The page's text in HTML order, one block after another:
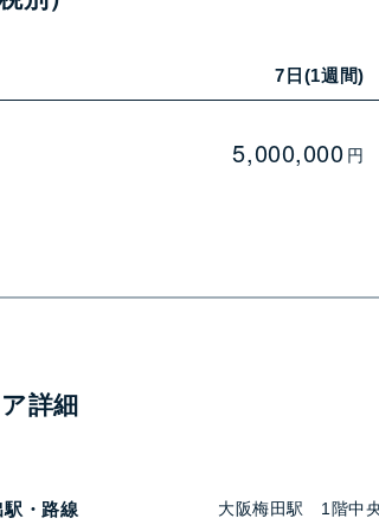
7日(1週間)
5,000,000 円
詳細
駅・路線 大阪梅田駅 1階中